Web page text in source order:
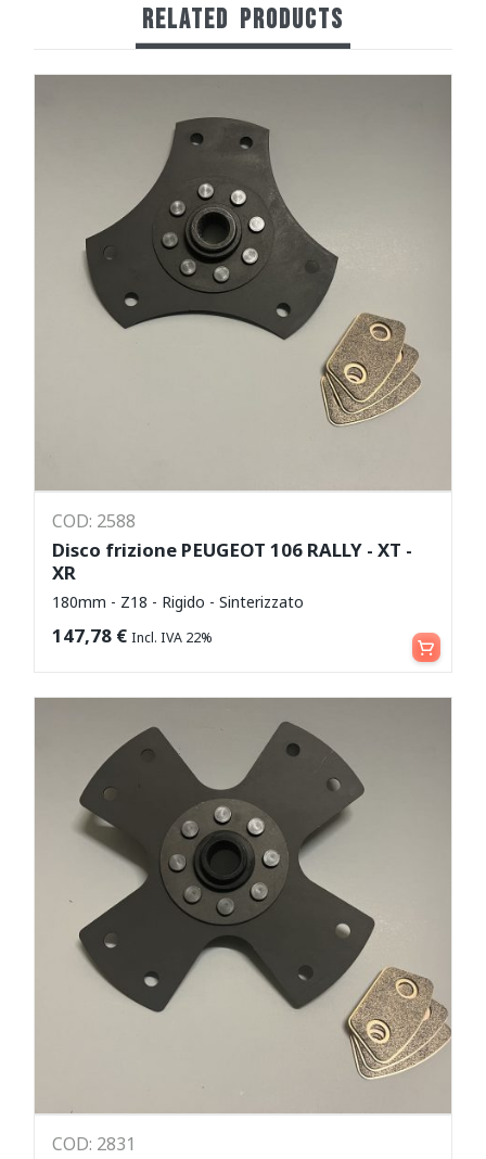
RELATED PRODUCTS
COD: 2588
Disco frizione PEUGEOT 106 RALLY - XT -
XR
180mm - Z18 - Rigido - Sinterizzato
147,78 € Incl. IVA 22% Aggiungi al carrello
COD: 2831